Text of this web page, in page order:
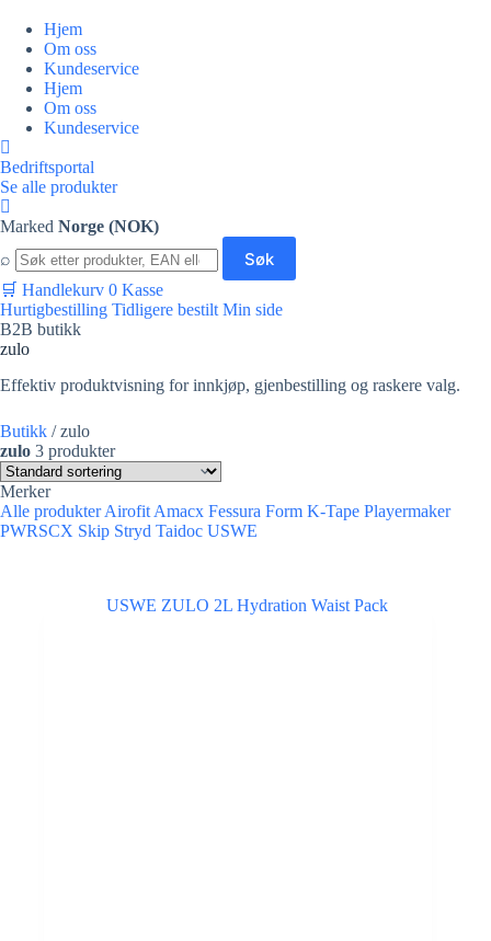
innholdet
Hjem
Om oss
Kundeservice
Hjem
Om oss
Kundeservice
Bedriftsportal
Se alle produkter
Marked Norge (NOK)
i
butikken
⌕ Søk
🛒 Handlekurv 0 Kasse
Hurtigbestilling Tidligere bestilt Min side
B2B butikk
zulo
Effektiv produktvisning for innkjøp, gjenbestilling og raskere valg.
Butikk / zulo
zulo 3 produkter
Merker
Alle produkter Airofit Amacx Fessura Form K-Tape Playermaker
PWRSCX Skip Stryd Taidoc USWE